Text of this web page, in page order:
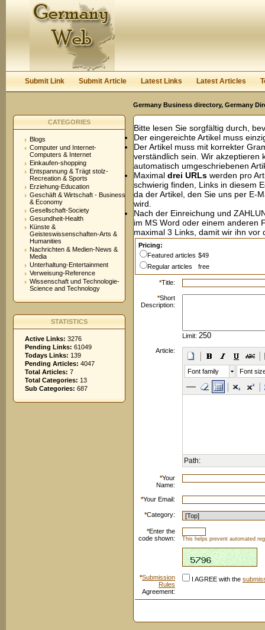
Keep me logged in.
Submit Link Submit Article Latest Links Latest Articles
Germany Business directory, Germany
CATEGORIES
Blogs
Computer und Internet-
Computers & Internet
Einkaufen-shopping
Entspannung & Trägt stolz-
Recreation & Sports
Erziehung-Education
Geschäft & Wirtschaft - Business
& Economy
Gesellschaft-Society
Gesundheit-Health
Künste &
Geisteswissenschaften-Arts &
Humanities
Nachrichten & Medien-News &
Media
Unterhaltung-Entertainment
Verweisung-Reference
Wissenschaft und Technologie-
Science and Technology
STATISTICS
Active Links: 3276
Pending Links: 61049
Todays Links: 139
Pending Articles: 4047
Total Articles: 7
Total Categories: 13
Sub Categories: 687
Bitte lesen Sie sorgfältig durch,
Der eingereichte Artikel muss
Der Artikel muss mit korrekter
verständlich sein. Wir akzeptieren
automatisch umgeschriebenen
Maximal drei URLs werden pro
schwierig finden, Links in diesem
da der Artikel, den Sie uns per E-
wird.
Nach der Einreichung und
im MS Word oder einem anderen
maximal 3 Links, damit wir ihn
Pricing:
Featured articles $49
Regular articles
free
*Title:
*Short
Description:
Limit:
Article:
Font family Font
Path:
*Your
Name:
*Your Email:
*Category:
*Enter the
code shown:
This helps prevent automated
*Submission
Rules
Agreement:
I AGREE with the